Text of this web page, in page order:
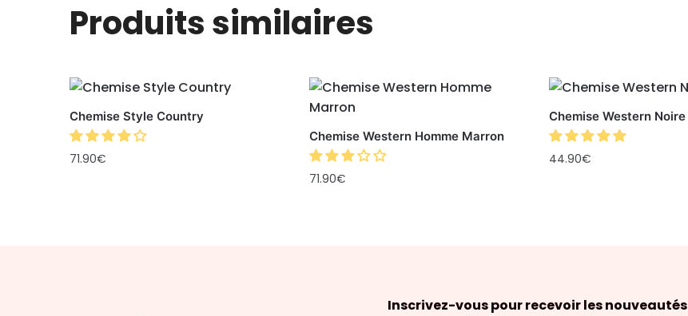
Produits similaires
Chemise Style Country
71.90€
Chemise Western Homme Marron
71.90€
Chemise Western Noire
44.90€
Inscrivez-vous pour recevoir les nouveautés